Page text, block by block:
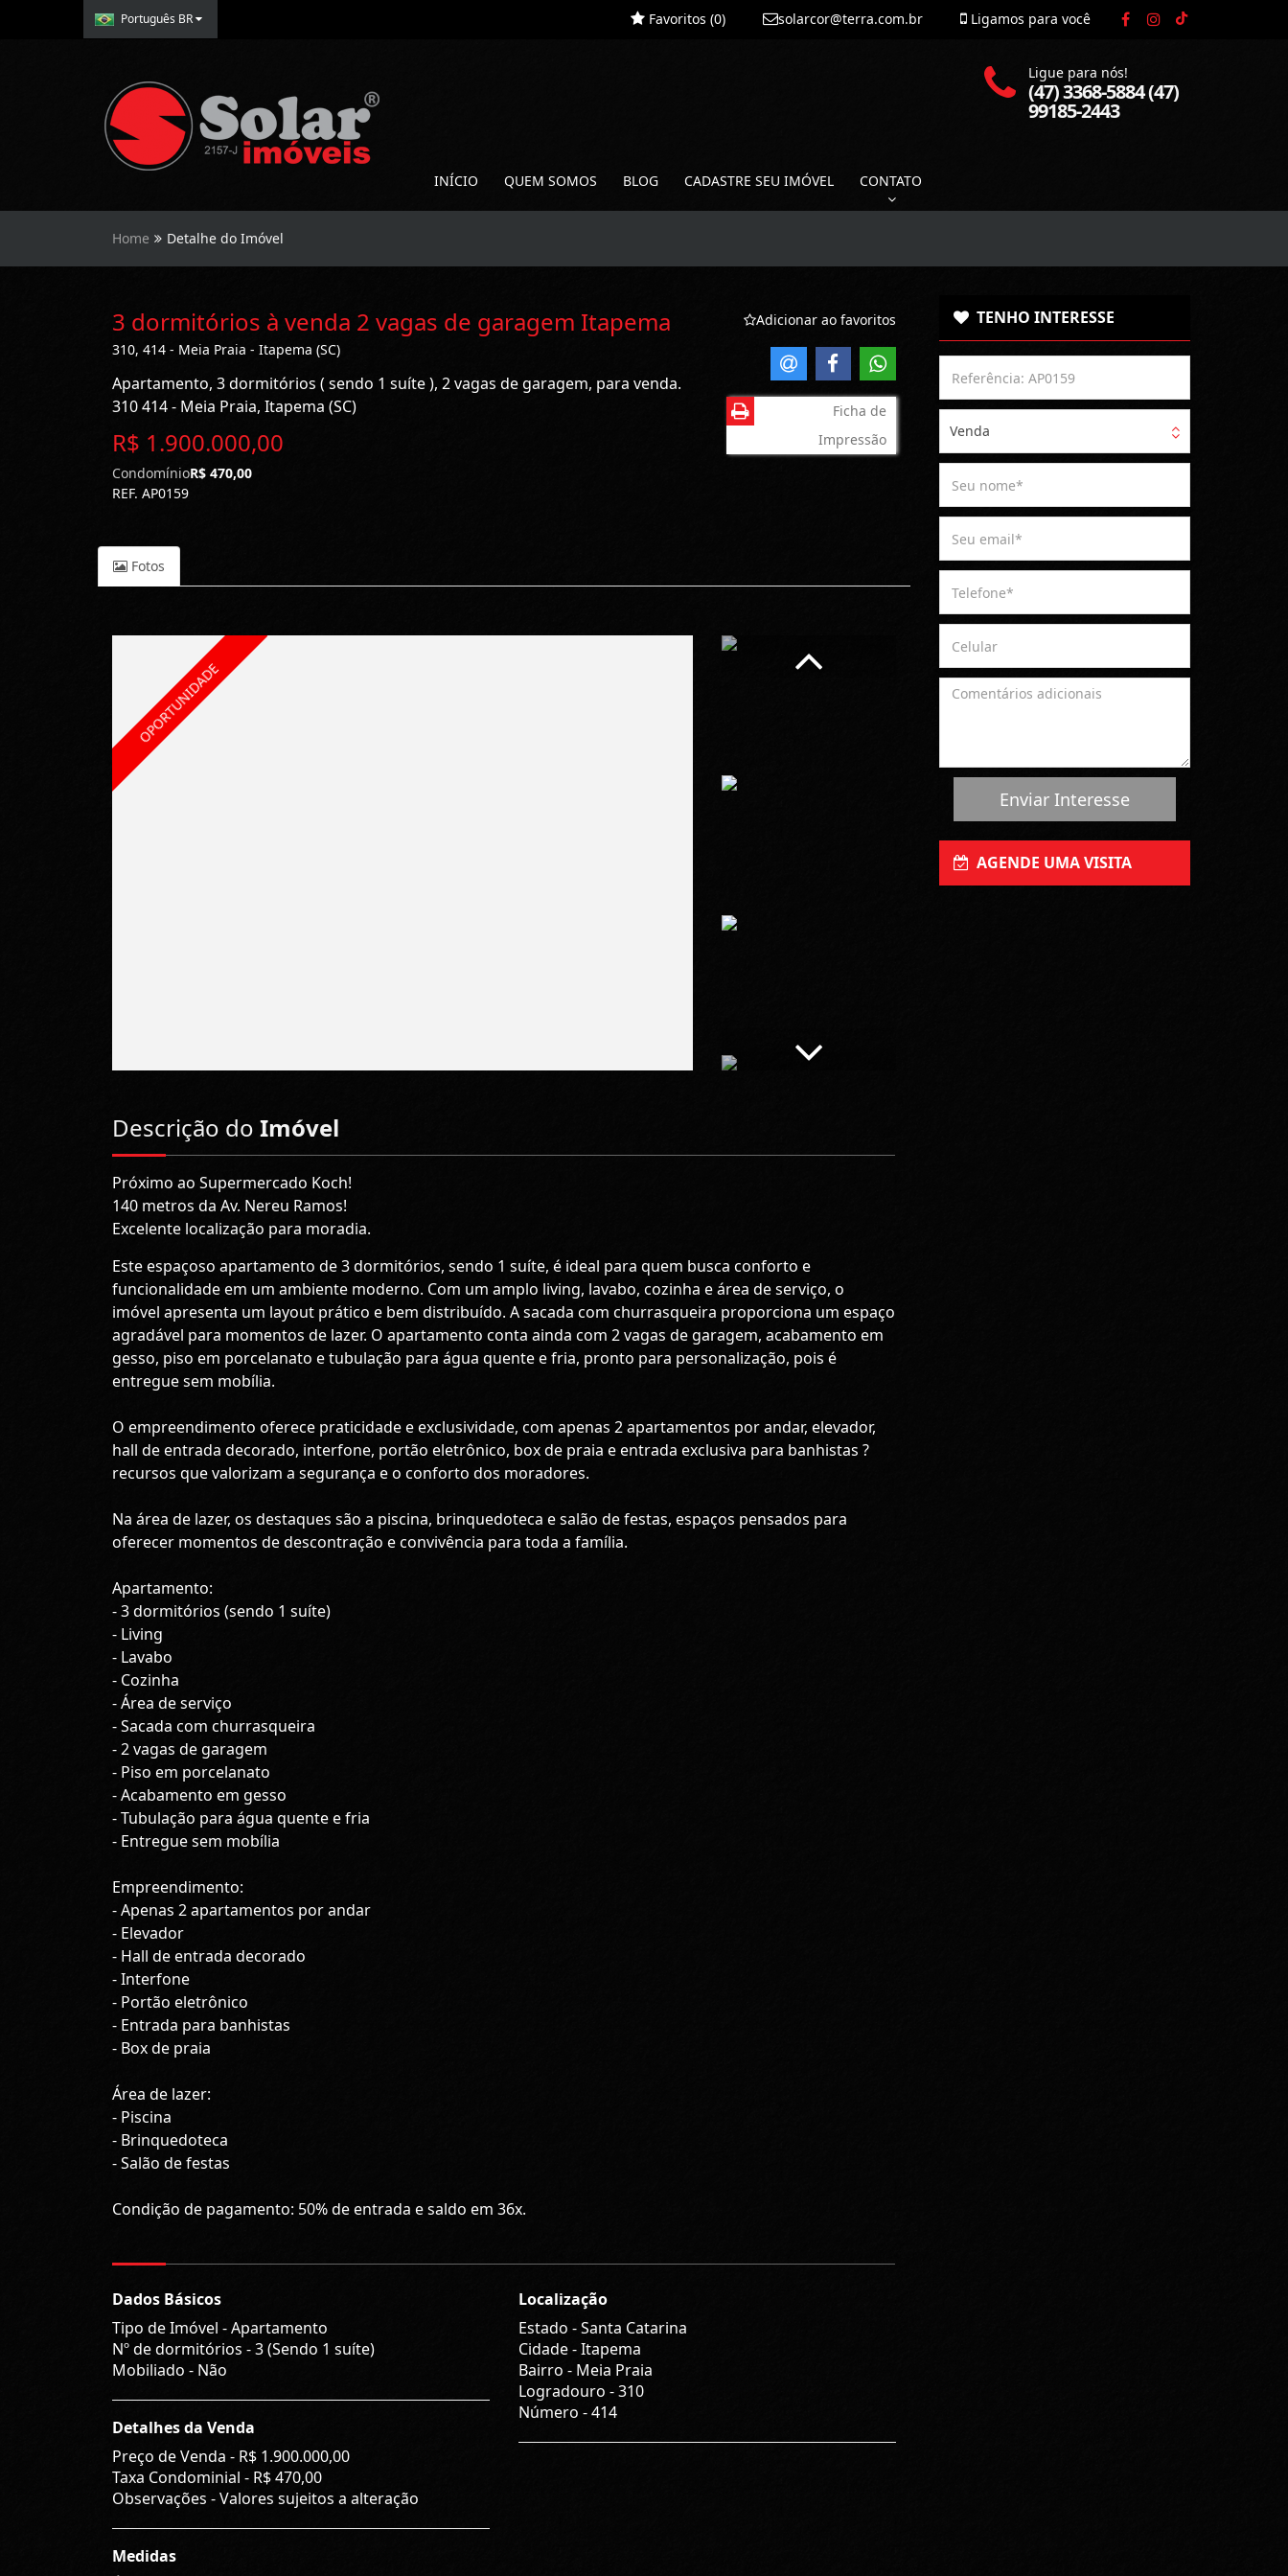
Português BR Ligamos para você
solarcor@terra.com.br
Favoritos (0)
INÍCIO QUEM SOMOS BLOG CADASTRE SEU IMÓVEL CONTATO
Ligue para nós!
(47) 3368-5884 (47)
99185-2443
Home Detalhe do Imóvel
3 dormitórios à venda 2 vagas de garagem Itapema
310, 414 - Meia Praia - Itapema (SC)
Apartamento, 3 dormitórios ( sendo 1 suíte ), 2 vagas de garagem, para venda.
310 414 - Meia Praia, Itapema (SC)
R$ 1.900.000,00
CondomínioR$ 470,00
REF. AP0159
Adicionar ao favoritos
Ficha de
Impressão
Fotos
Descrição do Imóvel
Próximo ao Supermercado Koch!
140 metros da Av. Nereu Ramos!
Excelente localização para moradia.
Este espaçoso apartamento de 3 dormitórios, sendo 1 suíte, é ideal para quem busca conforto e
funcionalidade em um ambiente moderno. Com um amplo living, lavabo, cozinha e área de serviço, o
imóvel apresenta um layout prático e bem distribuído. A sacada com churrasqueira proporciona um espaço
agradável para momentos de lazer. O apartamento conta ainda com 2 vagas de garagem, acabamento em
gesso, piso em porcelanato e tubulação para água quente e fria, pronto para personalização, pois é
entregue sem mobília.
O empreendimento oferece praticidade e exclusividade, com apenas 2 apartamentos por andar, elevador,
hall de entrada decorado, interfone, portão eletrônico, box de praia e entrada exclusiva para banhistas ?
recursos que valorizam a segurança e o conforto dos moradores.
Na área de lazer, os destaques são a piscina, brinquedoteca e salão de festas, espaços pensados para
oferecer momentos de descontração e convivência para toda a família.
Apartamento:
- 3 dormitórios (sendo 1 suíte)
- Living
- Lavabo
- Cozinha
- Área de serviço
- Sacada com churrasqueira
- 2 vagas de garagem
- Piso em porcelanato
- Acabamento em gesso
- Tubulação para água quente e fria
- Entregue sem mobília
Empreendimento:
- Apenas 2 apartamentos por andar
- Elevador
- Hall de entrada decorado
- Interfone
- Portão eletrônico
- Entrada para banhistas
- Box de praia
Área de lazer:
- Piscina
- Brinquedoteca
- Salão de festas
Condição de pagamento: 50% de entrada e saldo em 36x.
Dados Básicos
Tipo de Imóvel - Apartamento
Nº de dormitórios - 3 (Sendo 1 suíte)
Mobiliado - Não
Detalhes da Venda
Preço de Venda - R$ 1.900.000,00
Taxa Condominial - R$ 470,00
Observações - Valores sujeitos a alteração
Medidas
Localização
Estado -Santa Catarina
Cidade -Itapema
Bairro - Meia Praia
Logradouro -310
Número -414
TENHO INTERESSE
Venda
Enviar Interesse
AGENDE UMA VISITA